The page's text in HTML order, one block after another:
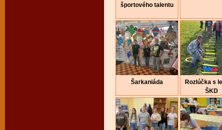
športového talentu
Šarkaniáda
Rozlúčka s
ŠKD